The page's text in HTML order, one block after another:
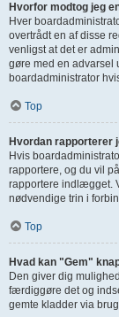
Hvorfor modtog jeg
Hver
overtrådt en af disse
venligst at det er
gøre med en advarsel
boardadministrator
Top
Hvordan rapporterer
Hvis
rapportere, og du vil
rapportere indlægget.
nødvendige trin i
Top
Hvad kan "Gem"
Den giver dig
færdiggøre det og
gemte kladder via